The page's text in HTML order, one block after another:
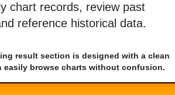
chart records, review past
reference historical data.
result section is designed with a clean
easily browse charts without confusion.